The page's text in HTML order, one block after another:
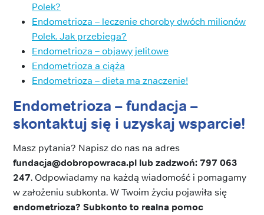
Polek?
Endometrioza – leczenie choroby dwóch milionów
Polek. Jak przebiega?
Endometrioza – objawy jelitowe
Endometrioza a ciąża
Endometrioza – dieta ma znaczenie!
Endometrioza – fundacja –
skontaktuj się i uzyskaj wsparcie!
Masz pytania? Napisz do nas na adres
fundacja@dobropowraca.pl lub zadzwoń: 797 063
247. Odpowiadamy na każdą wiadomość i pomagamy
w założeniu subkonta. W Twoim życiu pojawiła się
endometrioza? Subkonto to realna pomoc